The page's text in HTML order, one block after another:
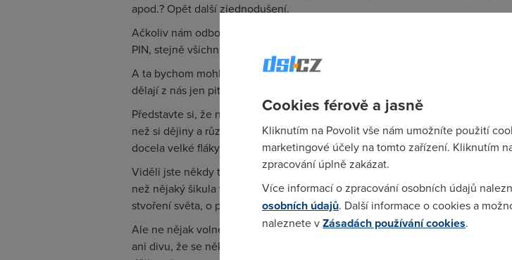
apod.? Opět další zjednodušení.
Ačkoliv nám odborníci radí, abychom ke každé zabezpečené položce měli
PIN, stejně všichni používáme všude heslo jen jedno, maximálně dvě.
A ta bychom mohli pokračovat ve výčtu zjednodušení, která nám sice
dělají z nás jen pitomce.
Představte si, že naší moderní civilizací tolik opovrhovaní naši předci neměli
než si dějiny a různé pamětihodné události pamatovat z hlavy. A to nejen
docela velké fláky textu – třeba celý Starý zákon.
Viděli jste někdy tu knížku? To je tlustá bichle, co? A lidé si ji po generace
než nějaký šikula vynalezl písmo a vše se zapsalo. Všechny ty starodávné
stvoření světa, o potopě – lidé je měli zapamatované.
Ale ne nějak volně. Slovo od slova. U Starého zákona si na to dávali velký
ani divu, že se některé příběhy, třeba ten o potopě, dochovaly u několika
Cookies férově a jasně
Kliknutím na Povolit vše nám umožníte použití
marketingové účely na tomto zařízení. Kliknutím
zpracování úplně zakázat.
Více informací o zpracování osobních údajů
osobních údajů. Další informace o cookies a
naleznete vZásadách používání cookies.